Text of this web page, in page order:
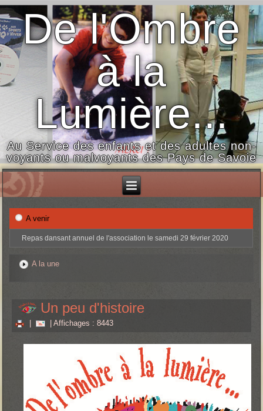
De l'Ombre
à la
Lumière...
Au Service des enfants et des adultes non-
voyants ou malvoyants des Pays de Savoie
A venir
Repas dansant annuel de l'association le samedi 29 février 2020
A la une
Un peu d'histoire
| Affichages : 8443